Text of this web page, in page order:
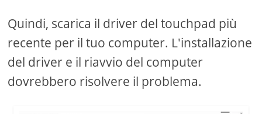
Quindi, scarica il driver del touchpad più
recente per il tuo computer. L'installazione
del driver e il riavvio del computer
dovrebbero risolvere il problema.